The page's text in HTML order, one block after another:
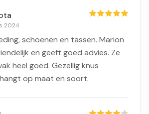
2024
schoenen en tassen. Marion
en geeft goed advies. Ze
heel goed. Gezellig knus
op maat en soort.